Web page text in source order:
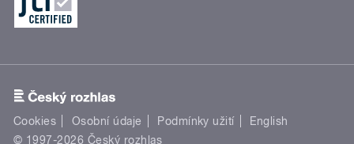
Cookies Osobní údaje Podmínky užití
English
© 1997-2026 Český rozhlas